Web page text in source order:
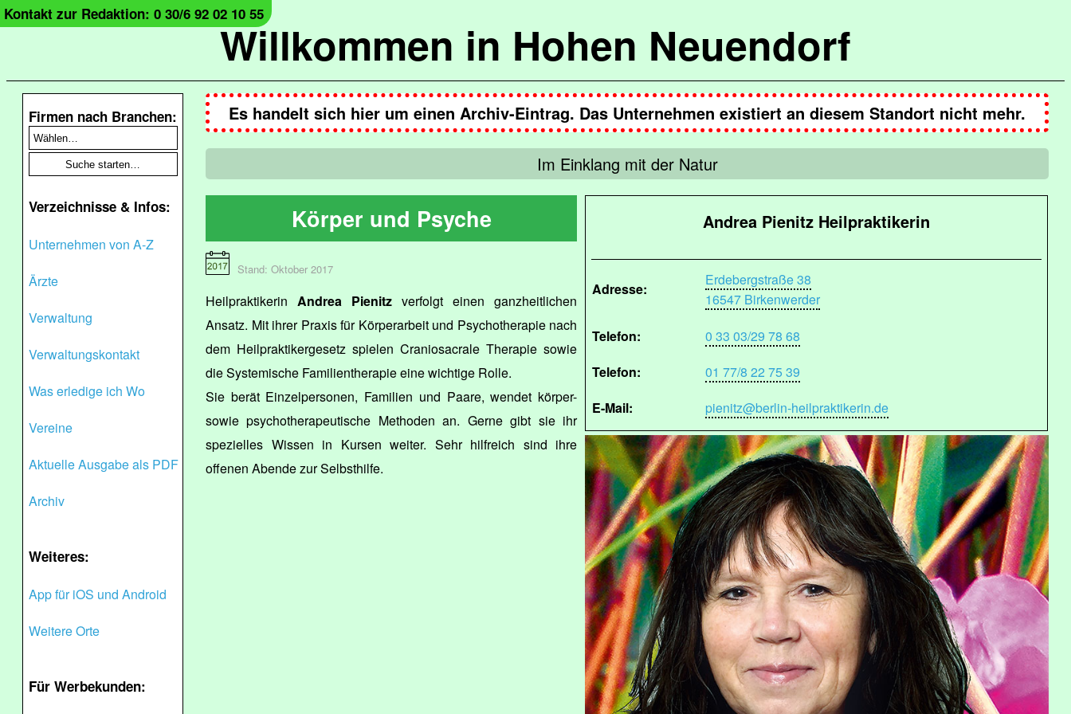
Willkommen in Hohen Neuendorf
Kontakt zur Redaktion: 0 30/6 92 02 10 55
Firmen nach Branchen:
Verzeichnisse & Infos:
Unternehmen von A-Z
Ärzte
Verwaltung
Verwaltungskontakt
Was erledige ich Wo
Vereine
Aktuelle Ausgabe als PDF
Archiv
Weiteres:
App für iOS und Android
Weitere Orte
Für Werbekunden:
Es handelt sich hier um einen Archiv-Eintrag. Das Unternehmen existiert an diesem Standort nicht mehr.
Im Einklang mit der Natur
Andrea Pienitz Heilpraktikerin
Adresse:
Erdebergstraße 38
16547 Birkenwerder
Telefon:
0 33 03/29 78 68
Telefon:
01 77/8 22 75 39
E-Mail:
pienitz@berlin-heilpraktikerin.de
Körper und Psyche
Stand: Oktober 2017
HeilpraktikerinAndrea Pienitz verfolgt einen ganzheitlichen
Ansatz. Mit ihrer Praxis für Körperarbeit und Psychotherapie nach
dem Heilpraktikergesetz spielen Craniosacrale Therapie sowie
die Systemische Familientherapie eine wichtige Rolle.
Sie berät Einzelpersonen, Familien und Paare, wendet körper-
sowie psychotherapeutische Methoden an. Gerne gibt sie ihr
spezielles Wissen in Kursen weiter. Sehr hilfreich sind ihre
offenen Abende zur Selbsthilfe.